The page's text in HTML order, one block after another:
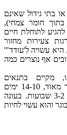
בתי גידול שאינם
חומר צמחי),
לתוחלת חיים
צעירות מחזור
היא עשויה ל'עודד"'
אף נוצרים כמה
מקיים בתנאים
אופטימאליים (בעונה החמה) מחזור התפתחות קצר מאוד, 14-10 ימים
משלב הביצה ועד דרגת הבוגר. הבוגר עשוי לחיות 3-2 שבועות. בעונה
והוא עשוי לחיות